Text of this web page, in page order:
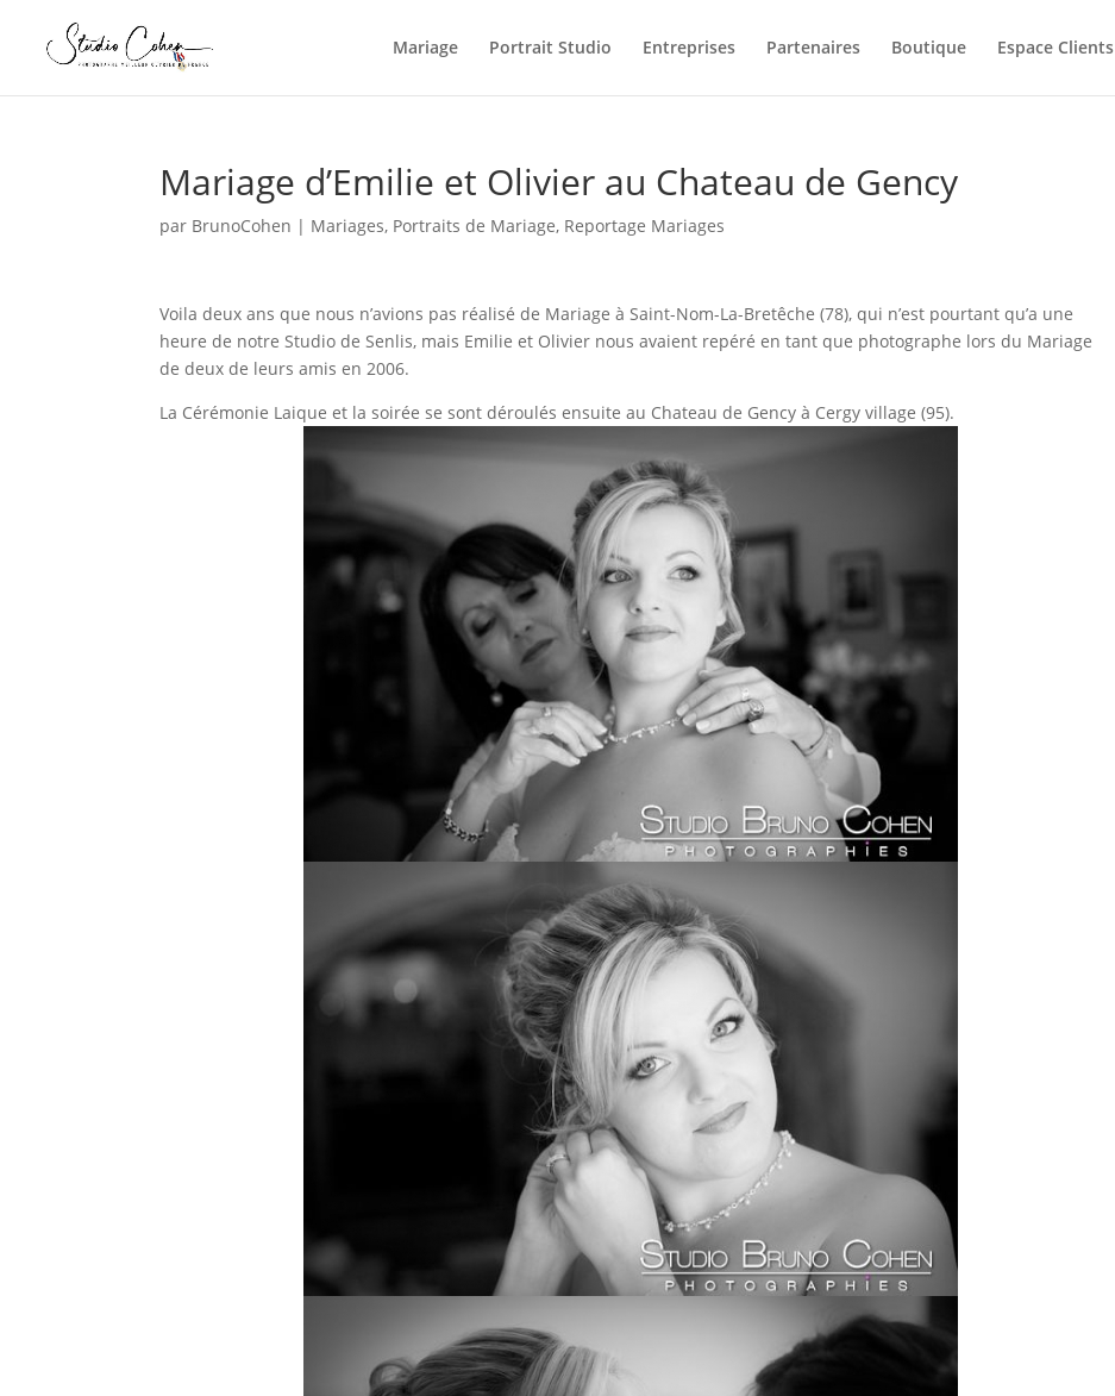
Mariage Portrait Studio Entreprises Partenaires Boutique Espace Clients
Mariage d’Emilie et Olivier au Chateau de Gency
par BrunoCohen | Mariages, Portraits de Mariage, Reportage Mariages
Voila deux ans que nous n’avions pas réalisé de Mariage à Saint-Nom-La-Bretêche (78), qui n’est pourtant qu’a une
heure de notre Studio de Senlis, mais Emilie et Olivier nous avaient repéré en tant que photographe lors du Mariage
de deux de leurs amis en 2006.
La Cérémonie Laique et la soirée se sont déroulés ensuite au Chateau de Gency à Cergy village (95).